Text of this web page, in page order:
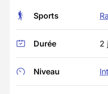
Sports
Durée 2
Niveau